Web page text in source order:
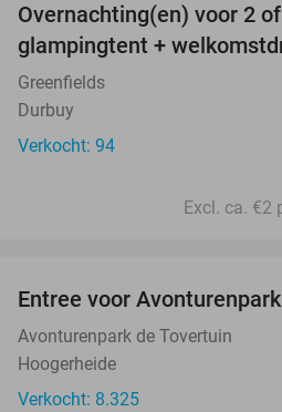
Overnachting(en) voor 2
glampingtent +
Greenfields
Durbuy
Verkocht: 94
Excl. ca. €2
Entree voor
Avonturenpark de Tovertuin
Hoogerheide
Verkocht: 8.325